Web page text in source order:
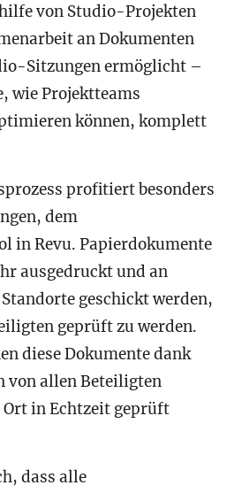
von Studio-Projekten
an Dokumenten
Sitzungen ermöglicht –
wie Projektteams
können, komplett
profitiert besonders
dem
in Revu. Papierdokumente
ausgedruckt und an
geschickt werden,
geprüft zu werden.
diese Dokumente dank
von allen Beteiligten
in Echtzeit geprüft
dass alle